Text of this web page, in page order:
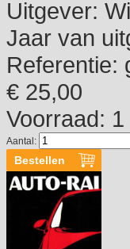
Uitgever:
Jaar van
Referentie:
€ 25,00
Voorraad: 1
Aantal: